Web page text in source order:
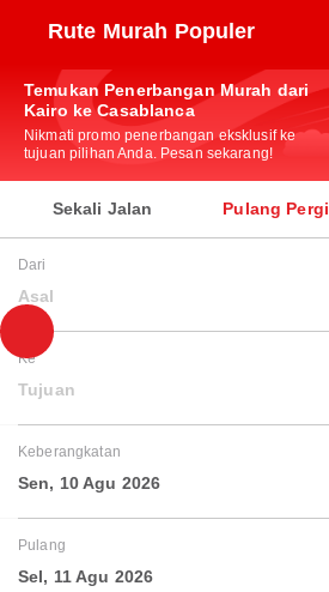
Rute Murah Populer
Temukan Penerbangan Murah dari
Kairo ke Casablanca
Nikmati promo penerbangan eksklusif ke
tujuan pilihan Anda. Pesan sekarang!
Sekali Jalan Pulang Pergi
Dari
Asal
Ke
Tujuan
Keberangkatan
Sen, 10 Agu 2026
Pulang
Sel, 11 Agu 2026